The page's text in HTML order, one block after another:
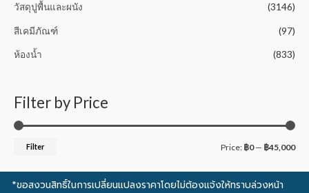
วัสดุปูพื้นและผนัง (3146)
สีเคมีภัณฑ์ (97)
ห้องน้ำ (833)
Filter by Price
Filter Price: ฿0— ฿45,000
*ขอสงวนสิทธิ์ในการเปลี่ยนแปลงราคาโดยไม่ต้องแจ้งให้ทราบล่วงหน้า